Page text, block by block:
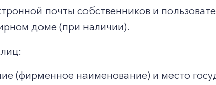
почты собственников и
доме (при наличии).
(фирменное наименование) и место